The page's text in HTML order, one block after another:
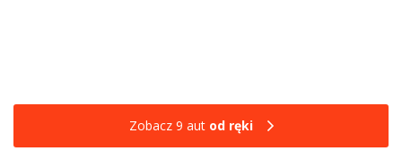
Zobacz 9 aut od ręki